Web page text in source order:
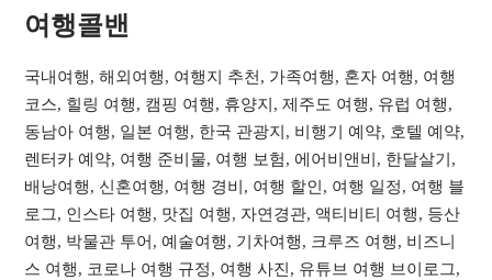
여행콜밴​
국내여행, 해외여행, 여행지 추천, 가족여행, 혼자 여행, 여행
코스, 힐링 여행, 캠핑 여행, 휴양지, 제주도 여행, 유럽 여행,
동남아 여행, 일본 여행, 한국 관광지, 비행기 예약, 호텔 예약,
렌터카 예약, 여행 준비물, 여행 보험, 에어비앤비, 한달살기,
배낭여행, 신혼여행, 여행 경비, 여행 할인, 여행 일정, 여행 블
로그, 인스타 여행, 맛집 여행, 자연경관, 액티비티 여행, 등산
여행, 박물관 투어, 예술여행, 기차여행, 크루즈 여행, 비즈니
스 여행, 코로나 여행 규정, 여행 사진, 유튜브 여행 브이로그,